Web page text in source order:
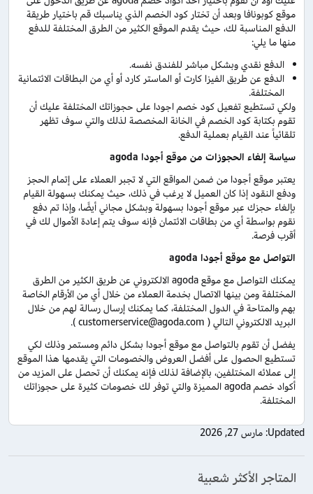
موقع كوبونافا وبعد أن تختار كود الخصم الذي يناسبك قم باختيار طريقة
الدفع المناسبة لك، حيث يقدم الموقع الكثير من الطرق المختلفة للدفع
منها ما يلي:
الدفع نقدي وبشكل مباشر للفندق نفسه.
الدفع عن طريق الفيزا كارت أو الماستر كارد أو أي من البطاقات الائتمانية
المختلفة.
ولكي تستطيع تفعيل كود خصم اجودا على حجوزاتك المختلفة عليك أن
تقوم بكتابة كود الخصم في الخانة المخصصة لذلك والتي سوف تظهر
تلقائياً عند القيام بعملية الدفع.
سياسة إلغاء الحجوزات من موقع أجودا agoda
يعتبر موقع أجودا من ضمن المواقع التي لا تجبر العملاء على إتمام الحجز
ودفع النقود إذا كان العميل لا يرغب في ذلك، حيث يمكنك بسهولة القيام
بإلغاء حجزك عبر موقع أجودا بسهولة وبشكل مجاني أيضًا، وإذا تم دفع
نقوم بواسطة أي من بطاقات الائتمان فإنه سوف يتم إعادة الأموال لك في
أقرب فرصة.
التواصل مع موقع أجودا agoda
يمكنك التواصل مع موقع agoda الالكتروني عن طريق الكثير من الطرق
المختلفة ومن بينها الاتصال بخدمة العملاء من خلال أي من الأرقام الخاصة
بهم والمتاحة في الدول المختلفة، كما يمكنك إرسال رسالة لهم من خلال
البريد الالكتروني التالي ( customerservice@agoda.com ).
يفضل أن تقوم بالتواصل مع موقع أجودا بشكل دائم ومستمر وذلك لكي
تستطيع الحصول على أفضل العروض والخصومات التي يقدمها هذا الموقع
إلى عملائه المختلفين، بالإضافة لذلك فإنه يمكنك أن تحصل على المزيد من
أكواد خصم agoda المميزة والتي توفر لك خصومات كثيرة على حجوزاتك
المختلفة.
Updated: مارس 27, 2026
المتاجر الأكثر شعبية